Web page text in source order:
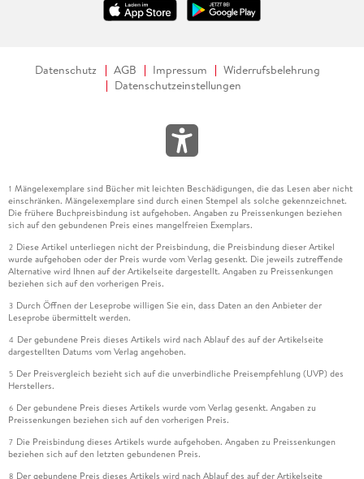
Datenschutz AGB Impressum
Widerrufsbelehrung
Datenschutzeinstellungen
1 Mängelexemplare sind Bücher mit leichten Beschädigungen, die das Lesen aber nicht
einschränken. Mängelexemplare sind durch einen Stempel als solche gekennzeichnet.
Die frühere Buchpreisbindung ist aufgehoben. Angaben zu Preissenkungen beziehen
sich auf den gebundenen Preis eines mangelfreien Exemplars.
2 Diese Artikel unterliegen nicht der Preisbindung, die Preisbindung dieser Artikel
wurde aufgehoben oder der Preis wurde vom Verlag gesenkt. Die jeweils zutreffende
Alternative wird Ihnen auf der Artikelseite dargestellt. Angaben zu Preissenkungen
beziehen sich auf den vorherigen Preis.
3 Durch Öffnen der Leseprobe willigen Sie ein, dass Daten an den Anbieter der
Leseprobe übermittelt werden.
4 Der gebundene Preis dieses Artikels wird nach Ablauf des auf der Artikelseite
dargestellten Datums vom Verlag angehoben.
5 Der Preisvergleich bezieht sich auf die unverbindliche Preisempfehlung (UVP) des
Herstellers.
6 Der gebundene Preis dieses Artikels wurde vom Verlag gesenkt. Angaben zu
Preissenkungen beziehen sich auf den vorherigen Preis.
7 Die Preisbindung dieses Artikels wurde aufgehoben. Angaben zu Preissenkungen
beziehen sich auf den letzten gebundenen Preis.
8 Der gebundene Preis dieses Artikels wird nach Ablauf des auf der Artikelseite